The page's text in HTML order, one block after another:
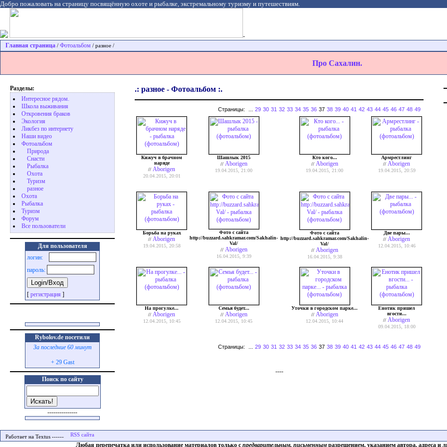
Добро пожаловать на страницу посвящённую охоте и рыбалке, экстремальному туризму и путешествиям.
-
Главная страница / Фотоальбом / разное /
Про Сахалин.
Разделы:
Интересное рядом.
Школа выживания
Откровения браков
Экология
Ликбез по интернету
Наши видео
Фотоальбом
Природа
Cнасти
Рыбалка
Охота
Туризм
разное
Охота
Pыбалка
Туризм
Форум
Все пользователи
Для пользователя
логин:
пароль:
[ регистрация ]
Rybolov.de посетили
За последние 60 минут
+ 29 Gast
Поиск по сайту
---------------
.: разное - Фотоальбом :.
Страницы: 29 30 31 32 33 34 35 36 37 38 39 40 41 42 43 44 45 46 47 48 49
Кижуч в брачном
наряде
// Aborigen
20.04.2015, 20:01
Шашлык 2015
// Aborigen
19.04.2015, 21:00
Кто кого...
// Aborigen
19.04.2015, 21:00
Армрестлинг
// Aborigen
19.04.2015, 20:59
Борьба на руках
// Aborigen
19.04.2015, 20:58
Фото с сайта
http://buzzard.sahkramar.com/Sakhalin-
Val/
// Aborigen
16.04.2015, 9:39
Фото с сайта
http://buzzard.sahkramar.com/Sakhalin-
Val/
// Aborigen
16.04.2015, 9:38
Две пары...
// Aborigen
12.04.2015, 10:46
На прогулке...
// Aborigen
12.04.2015, 10:45
Семья будет...
// Aborigen
12.04.2015, 10:45
Уточки в городском парке...
// Aborigen
12.04.2015, 10:44
Енотик пришел
вгости...
// Aborigen
09.04.2015, 18:00
Страницы: 29 30 31 32 33 34 35 36 37 38 39 40 41 42 43 44 45 46 47 48 49
----
Работает на Textus ------
Любая перепечатка или использование материалов только с предварительным, письменнымразрешением, указанием автора, адреса и